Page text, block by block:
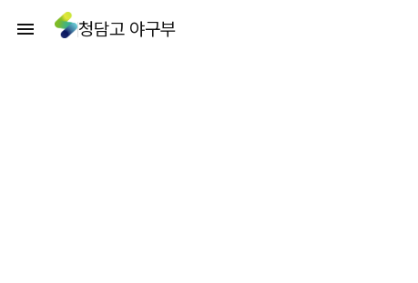
청담고 야구부